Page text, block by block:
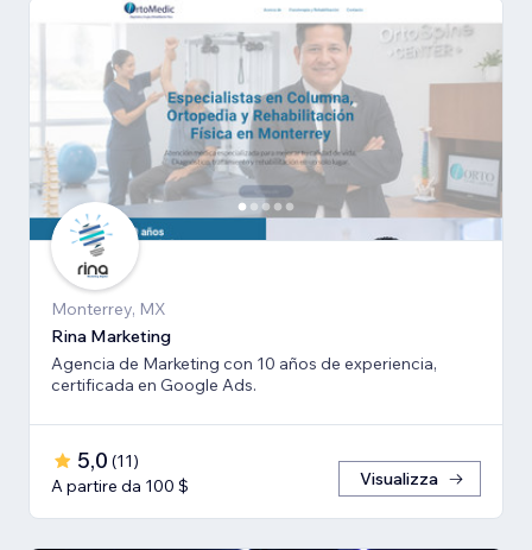
Monterrey, MX
Rina Marketing
Agencia de Marketing con 10 años de experiencia,
certificada en Google Ads.
5,0 (11)
A partire da 100 $
Visualizza